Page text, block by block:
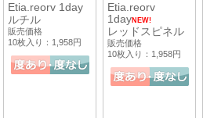
Etia.reorv 1day
ルチル
販売価格
10枚入り：1,958円
Etia.reorv
1dayNEW!
レッドスピネル
販売価格
10枚入り：1,958円